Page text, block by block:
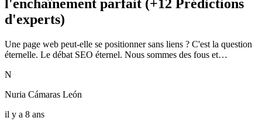
l'enchaînement parfait (+12 Prédictions
d'experts)
Une page web peut-elle se positionner sans liens ? C'est la question
éternelle. Le débat SEO éternel. Nous sommes des fous et…
N
Nuria Cámaras León
il y a 8 ans